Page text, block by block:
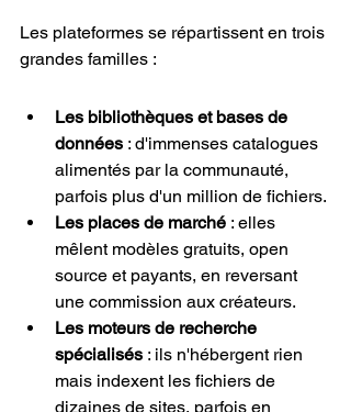
Les plateformes se répartissent en trois
grandes familles :
Les bibliothèques et bases de
données : d'immenses catalogues
alimentés par la communauté,
parfois plus d'un million de fichiers.
Les places de marché : elles
mêlent modèles gratuits, open
source et payants, en reversant
une commission aux créateurs.
Les moteurs de recherche
spécialisés : ils n'hébergent rien
mais indexent les fichiers de
dizaines de sites, parfois en